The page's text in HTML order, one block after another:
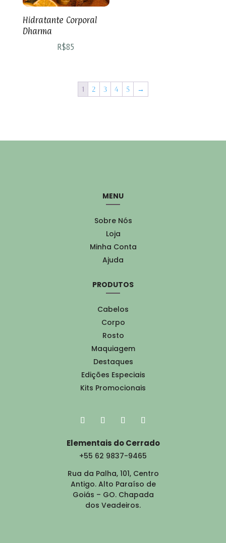
Hidratante Corporal
Dharma
R$85
1 2 3 4 5 →
MENU
Sobre Nós
Loja
Minha Conta
Ajuda
PRODUTOS
Cabelos
Corpo
Rosto
Maquiagem
Destaques
Edições Especiais
Kits Promocionais
Elementais do Cerrado
+55 62 9837-9465
Rua da Palha, 101, Centro
Antigo. Alto Paraíso de
Goiás – GO. Chapada
dos Veadeiros.